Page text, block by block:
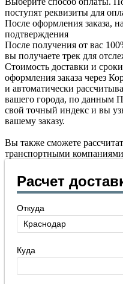
поступят реквизиты для
После оформления заказа,
подтверждения
После получения от вас
вы получаете трек для
Стоимость доставки и
оформления заказа через
и автоматически
вашего города, по данным
свой точный индекс и вы
вашему заказу.
Вы также сможете
транспортными компаниями
Расчет
Откуда
Куда